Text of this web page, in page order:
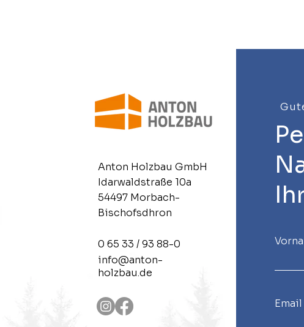
nochmal 30 Jahre.
Anton Holzbau GmbH
Idarwaldstraße 10a
54497 Morbach-
Bischofsdhron
0 65 33 / 93 88-0
info@anton-
holzbau.de
Email